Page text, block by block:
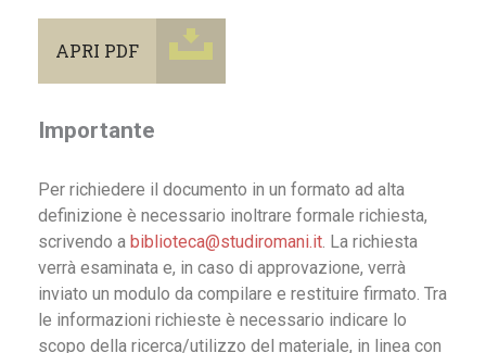
APRI PDF
Importante
Per richiedere il documento in un formato ad alta
definizione è necessario inoltrare formale richiesta,
scrivendo a biblioteca@studiromani.it. La richiesta
verrà esaminata e, in caso di approvazione, verrà
inviato un modulo da compilare e restituire firmato. Tra
le informazioni richieste è necessario indicare lo
scopo della ricerca/utilizzo del materiale, in linea con